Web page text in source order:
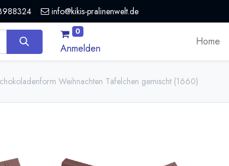
info@kikis-pralinenwelt.de
0
Anmelden
Home
Weihnachten Täfelchen gemischt (1660)